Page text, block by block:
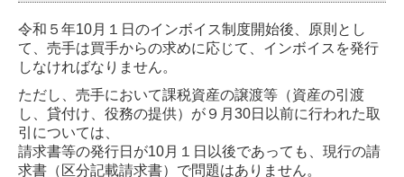
令和５年10月１日のインボイス制度開始後、原則とし
て、売手は買手からの求めに応じて、インボイスを発行
しなければなりません。
ただし、売手において課税資産の譲渡等（資産の引渡
し、貸付け、役務の提供）が９月30日以前に行われた取
引については、
請求書等の発行日が10月１日以後であっても、現行の請
求書（区分記載請求書）で問題はありません。